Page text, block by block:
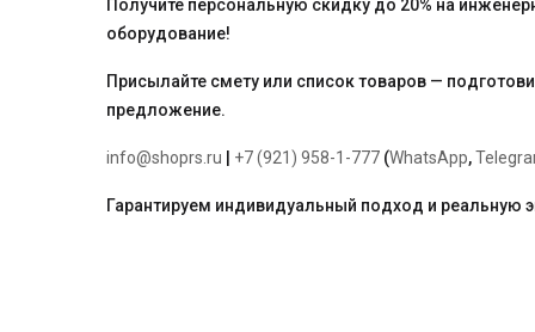
мм,
аксиальный,
Получите персональную скидку до 20% на
оборудование!
Присылайте смету или список товаров —
предложение.
info@shoprs.ru +7 (921) 958-1-777 (WhatsApp,
Гарантируем индивидуальный подход и реальную